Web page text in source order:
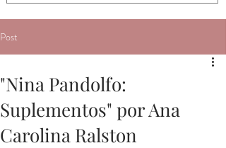
Post
"Nina Pandolfo:
Suplementos" por Ana
Carolina Ralston